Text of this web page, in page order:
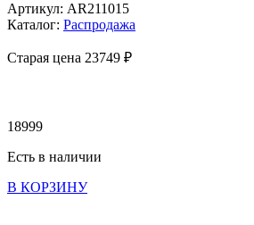
Артикул: AR211015
Каталог: Распродажа
Старая цена 23749 ₽
18999
Есть в наличии
В КОРЗИНУ